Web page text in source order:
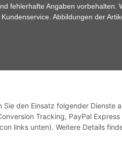
den Einsatz folgender Dienste
Tracking, PayPal
links unten). Weitere Details
fehlerhafte Angaben
Abbildungen der